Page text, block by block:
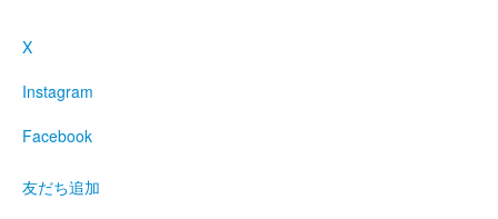
福井市・熊本市の姉妹都市提携30周年を記念して制作された御城
印。
X
Instagram
Facebook
友だち追加